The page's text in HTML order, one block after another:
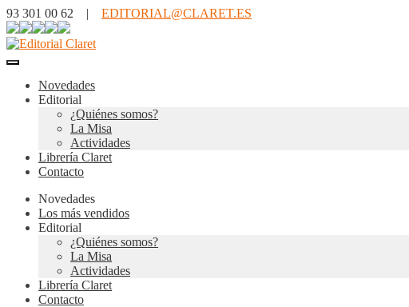
93 301 00 62 | EDITORIAL@CLARET.ES
Novedades
Editorial
¿Quiénes somos?
La Misa
Actividades
Librería Claret
Contacto
Novedades
Los más vendidos
Editorial
¿Quiénes somos?
La Misa
Actividades
Librería Claret
Contacto